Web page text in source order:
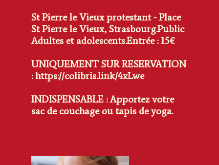
St Pierre le Vieux protestant - Place
St Pierre le Vieux, Strasbourg.Public
Adultes et adolescents.Entrée : 15€
UNIQUEMENT SUR RESERVATION
:https://colibris.link/4xLwe
INDISPENSABLE : Apportez votre
sac de couchage ou tapis de yoga.